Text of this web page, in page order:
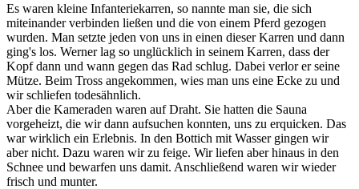
Es waren kleine Infanteriekarren, so nannte man sie, die sich
miteinander verbinden ließen und die von einem Pferd gezogen
wurden. Man setzte jeden von uns in einen dieser Karren und dann
ging's los. Werner lag so unglücklich in seinem Karren, dass der
Kopf dann und wann gegen das Rad schlug. Dabei verlor er seine
Mütze. Beim Tross angekommen, wies man uns eine Ecke zu und
wir schliefen todesähnlich.
Aber die Kameraden waren auf Draht. Sie hatten die Sauna
vorgeheizt, die wir dann aufsuchen konnten, uns zu erquicken. Das
war wirklich ein Erlebnis. In den Bottich mit Wasser gingen wir
aber nicht. Dazu waren wir zu feige. Wir liefen aber hinaus in den
Schnee und bewarfen uns damit. Anschließend waren wir wieder
frisch und munter.